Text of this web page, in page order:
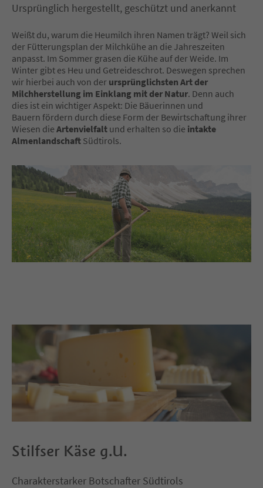
Ursprünglich hergestellt, geschützt und anerkannt
Weißt du, warum die Heumilch ihren Namen trägt? Weil sich
der Fütterungsplan der Milchkühe an die Jahreszeiten
anpasst. Im Sommer grasen die Kühe auf der Weide. Im
Winter gibt es Heu und Getreideschrot. Deswegen sprechen
wir hierbei auch von der ursprünglichsten Art der
Milchherstellung im Einklang mit der Natur. Denn auch
dies ist ein wichtiger Aspekt: Die Bäuerinnen und
Bauern fördern durch diese Form der Bewirtschaftung ihrer
Wiesen die Artenvielfalt und erhalten so die intakte
Almenlandschaft Südtirols.
Stilfser Käse g.U.
Charakterstarker Botschafter Südtirols